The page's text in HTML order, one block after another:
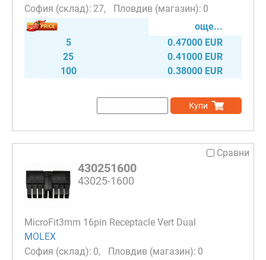
27
0
още...
5
0.47000 EUR
25
0.41000 EUR
100
0.38000 EUR
Купи
Сравни
430251600
43025-1600
MicroFit3mm 16pin Receptacle Vert Dual
MOLEX
0
0